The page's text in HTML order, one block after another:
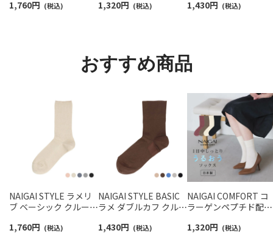
抗菌防臭 NAIGAI
1,760円 (税込)
階圧力設計 強圧 足首
1,320円 (税込)
03022420
1,430円 (税込)
おすすめ商品
NAIGAI STYLE ラメリ
ブ ベーシック クルー丈
03098207
1,760円 (税込)
NAIGAI STYLE BASIC
ラメ ダブルカフ クルー
03097502
1,430円 (税込)
NAIGAI COMFORT コ
ラーゲンペプチド配合
ム クルー丈 ソックス
1,320円 (税込)